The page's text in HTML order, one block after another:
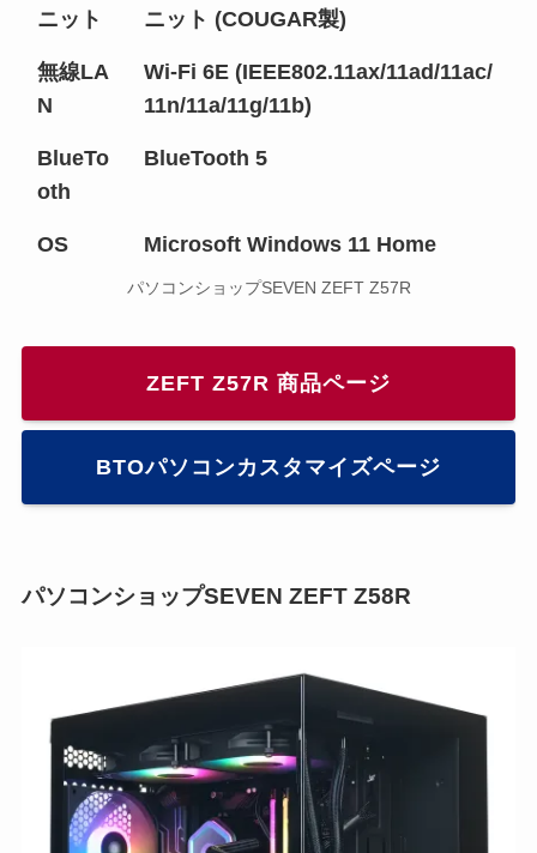
ニット
ニット (COUGAR製)
無線LA
N
Wi-Fi 6E (IEEE802.11ax/11ad/11ac/
11n/11a/11g/11b)
BlueTo
oth
BlueTooth 5
OS Microsoft Windows 11 Home
パソコンショップSEVEN ZEFT Z57R
ZEFT Z57R 商品ページ
BTOパソコンカスタマイズページ
パソコンショップSEVEN ZEFT Z58R